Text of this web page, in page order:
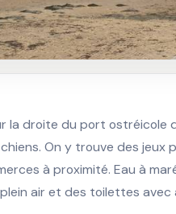
la droite du port ostréicole
On y trouve des jeux
à proximité. Eau à
air et des toilettes avec